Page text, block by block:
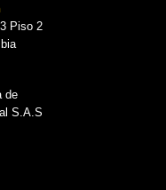
Piso 2
de
S.A.S